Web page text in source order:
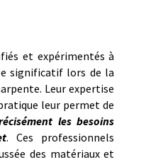
et expérimentés à
significatif lors de la
Leur expertise
leur permet de
les besoins
. Ces professionnels
des matériaux et